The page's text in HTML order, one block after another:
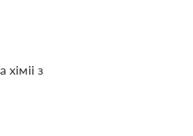
з